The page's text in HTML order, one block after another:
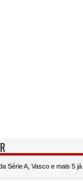
Série A, Vasco e mais 5